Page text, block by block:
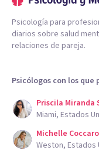
Psicología para
diarios sobre salud
relaciones de pareja.
Psicólogos con los
Priscila Miranda
Miami, Estados
Michelle
Weston, Estados